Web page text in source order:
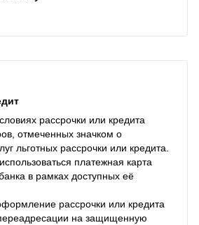
рассрочки или кредита
отмеченных значком о
льготных рассрочки или кредита.
платежная карта
в рамках доступных её
рассрочки или кредита
на защищенную